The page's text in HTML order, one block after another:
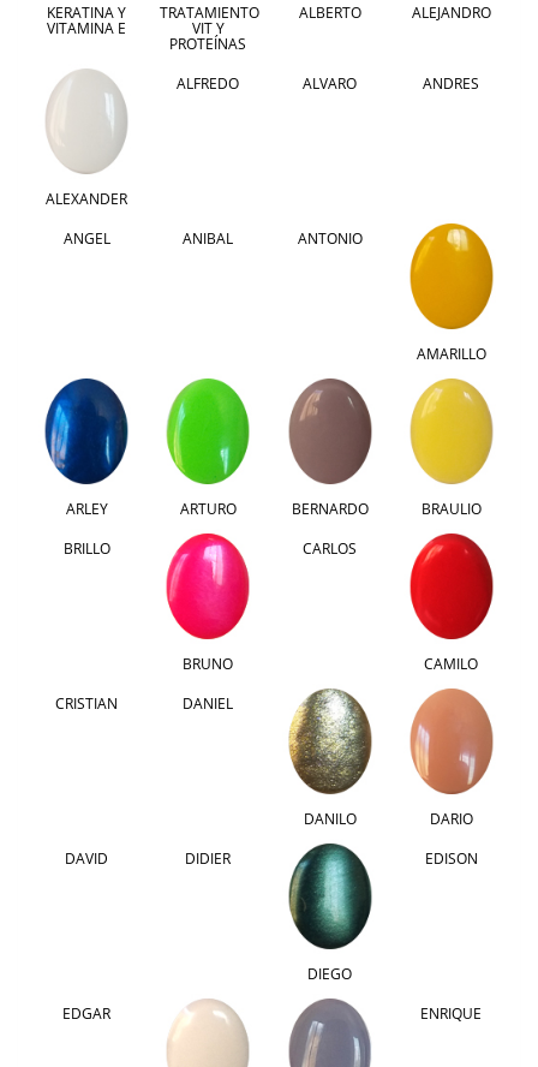
KERATINA Y
VITAMINA E
TRATAMIENTO
VIT Y
PROTEÍNAS
ALBERTO ALEJANDRO
ALEXANDER
ALFREDO ALVARO ANDRES
ANGEL ANIBAL ANTONIO
AMARILLO
ARLEY ARTURO BERNARDO
BRAULIO
BRILLO
BRUNO
CARLOS
CAMILO
CRISTIAN
DANIEL
DANILO
DARIO
DAVID
DIDIER
DIEGO
EDISON
EDGAR ENRIQUE